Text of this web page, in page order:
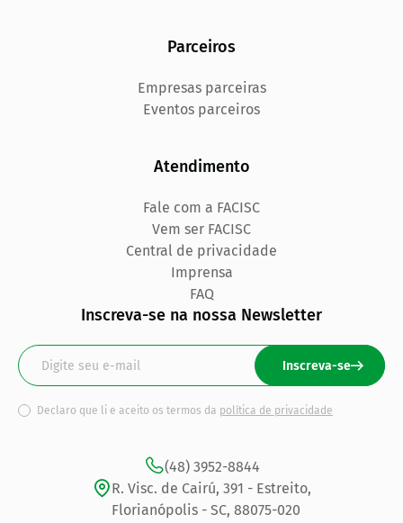
Parceiros
Empresas parceiras
Eventos parceiros
Atendimento
Fale com a FACISC
Vem ser FACISC
Central de privacidade
Imprensa
FAQ
Inscreva-se na nossa Newsletter
Declaro que li e aceito os termos da política de privacidade
Inscreva-se
R. Visc. de Cairú, 391 - Estreito,
Florianópolis - SC, 88075-020
(48) 3952-8844